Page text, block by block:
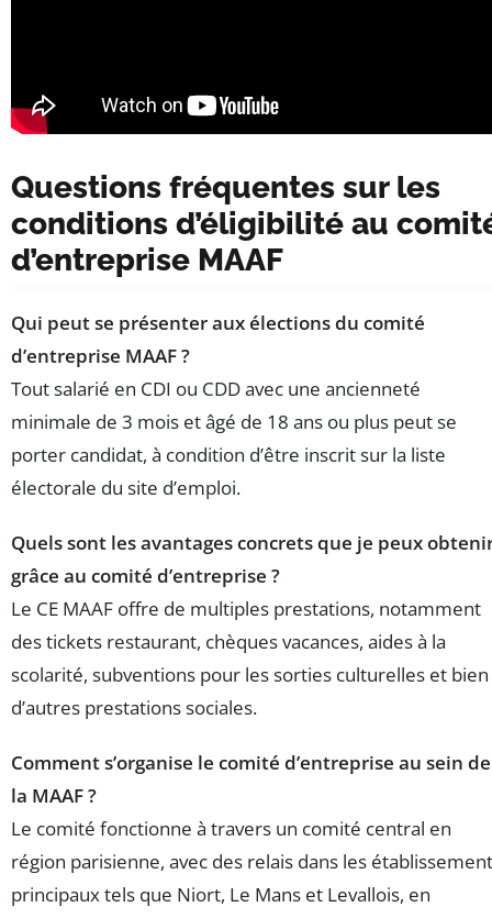
Questions fréquentes sur les
conditions d’éligibilité au
d’entreprise MAAF
Qui peut se présenter aux élections du comité
d’entreprise MAAF ?
Tout salarié en CDI ou CDD avec une ancienneté
minimale de 3 mois et âgé de 18 ans ou plus peut se
porter candidat, à condition d’être inscrit sur la liste
électorale du site d’emploi.
Quels sont les avantages concrets que je peux
grâce au comité d’entreprise ?
Le CE MAAF offre de multiples prestations, notamment
des tickets restaurant, chèques vacances, aides à la
scolarité, subventions pour les sorties culturelles et bien
d’autres prestations sociales.
Comment s’organise le comité d’entreprise au sein de
la MAAF ?
Le comité fonctionne à travers un comité central en
région parisienne, avec des relais dans les
principaux tels que Niort, Le Mans et Levallois, en